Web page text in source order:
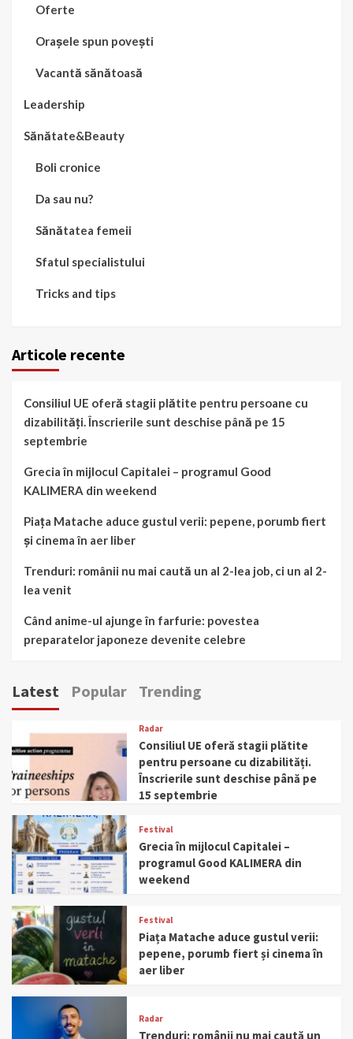
Oferte
Orașele spun povești
Vacantă sănătoasă
Leadership
Sănătate&Beauty
Boli cronice
Da sau nu?
Sănătatea femeii
Sfatul specialistului
Tricks and tips
Articole recente
Consiliul UE oferă stagii plătite pentru persoane cu
dizabilități. Înscrierile sunt deschise până pe 15
septembrie
Grecia în mijlocul Capitalei – programul Good
KALIMERA din weekend
Piața Matache aduce gustul verii: pepene, porumb fiert
și cinema în aer liber
Trenduri: românii nu mai caută un al 2-lea job, ci un al 2-
lea venit
Când anime-ul ajunge în farfurie: povestea
preparatelor japoneze devenite celebre
Latest Popular Trending
Radar
Consiliul UE oferă stagii plătite
pentru persoane cu dizabilități.
Înscrierile sunt deschise până pe
15 septembrie
Festival
Grecia în mijlocul Capitalei –
programul Good KALIMERA din
weekend
Festival
Piața Matache aduce gustul verii:
pepene, porumb fiert și cinema în
aer liber
Radar
Trenduri: românii nu mai caută un